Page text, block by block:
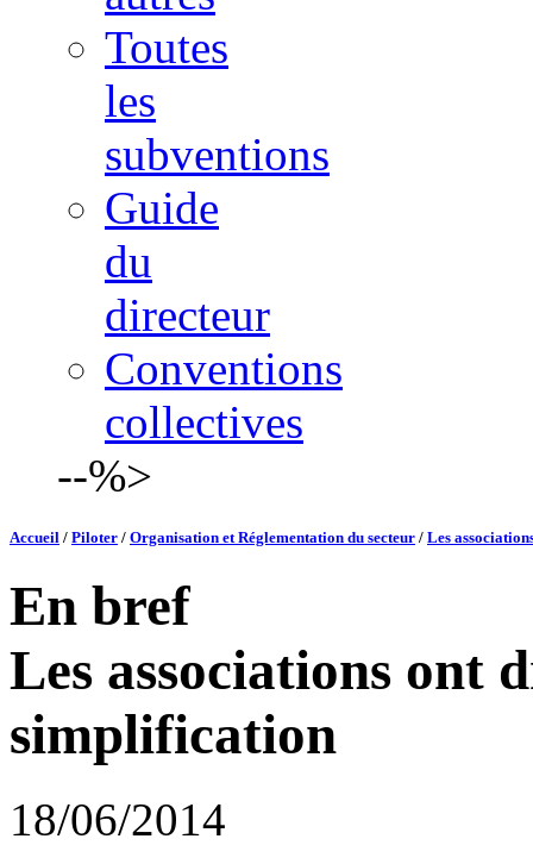
Toutes
les
subventions
Guide
du
directeur
Conventions
collectives
--%>
Accueil / Piloter / Organisation et Réglementation du secteur / Les
En bref
Les associations ont
simplification
18/06/2014